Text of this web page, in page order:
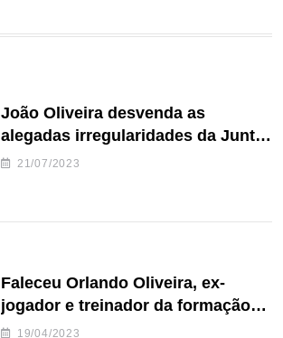
João Oliveira desvenda as
alegadas irregularidades da Junta
de Freguesia S. João de Ver
21/07/2023
Faleceu Orlando Oliveira, ex-
jogador e treinador da formação
de andebol do Feirense
19/04/2023